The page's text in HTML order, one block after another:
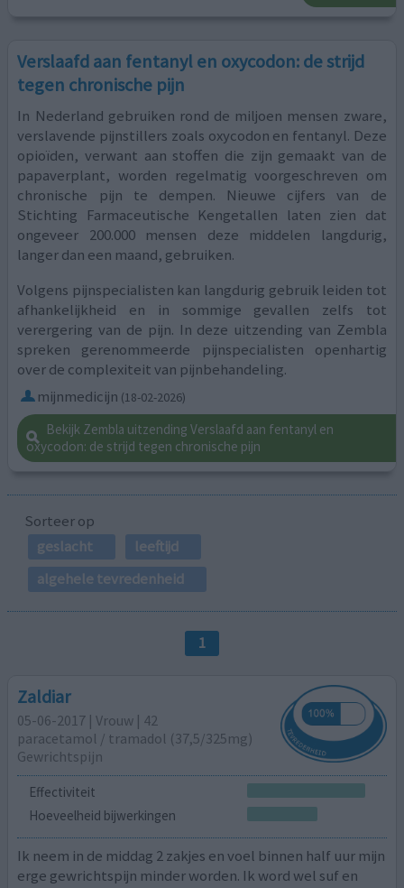
Verslaafd aan fentanyl en oxycodon: de strijd
tegen chronische pijn
In Nederland gebruiken rond de miljoen mensen zware,
verslavende pijnstillers zoals oxycodon en fentanyl. Deze
opioïden, verwant aan stoffen die zijn gemaakt van de
papaverplant, worden regelmatig voorgeschreven om
chronische pijn te dempen. Nieuwe cijfers van de
Stichting Farmaceutische Kengetallen laten zien dat
ongeveer 200.000 mensen deze middelen langdurig,
langer dan een maand, gebruiken.
Volgens pijnspecialisten kan langdurig gebruik leiden tot
afhankelijkheid en in sommige gevallen zelfs tot
verergering van de pijn. In deze uitzending van Zembla
spreken gerenommeerde pijnspecialisten openhartig
over de complexiteit van pijnbehandeling.
mijnmedicijn (18-02-2026)
Bekijk Zembla uitzending Verslaafd aan fentanyl en
oxycodon: de strijd tegen chronische pijn
Sorteer op
geslacht
leeftijd
algehele tevredenheid
1
Zaldiar
05-06-2017 | Vrouw | 42
paracetamol / tramadol (37,5/325mg)
Gewrichtspijn
Effectiviteit
Hoeveelheid bijwerkingen
Ik neem in de middag 2 zakjes en voel binnen half uur mijn
erge gewrichtspijn minder worden. Ik word wel suf en